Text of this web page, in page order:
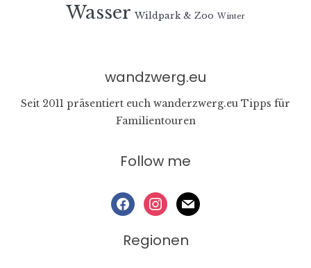
Wasser Wildpark & Zoo Winter
wandzwerg.eu
Seit 2011 präsentiert euch wanderzwerg.eu Tipps für
Familientouren
Follow me
facebookinstagram
mail
Regionen